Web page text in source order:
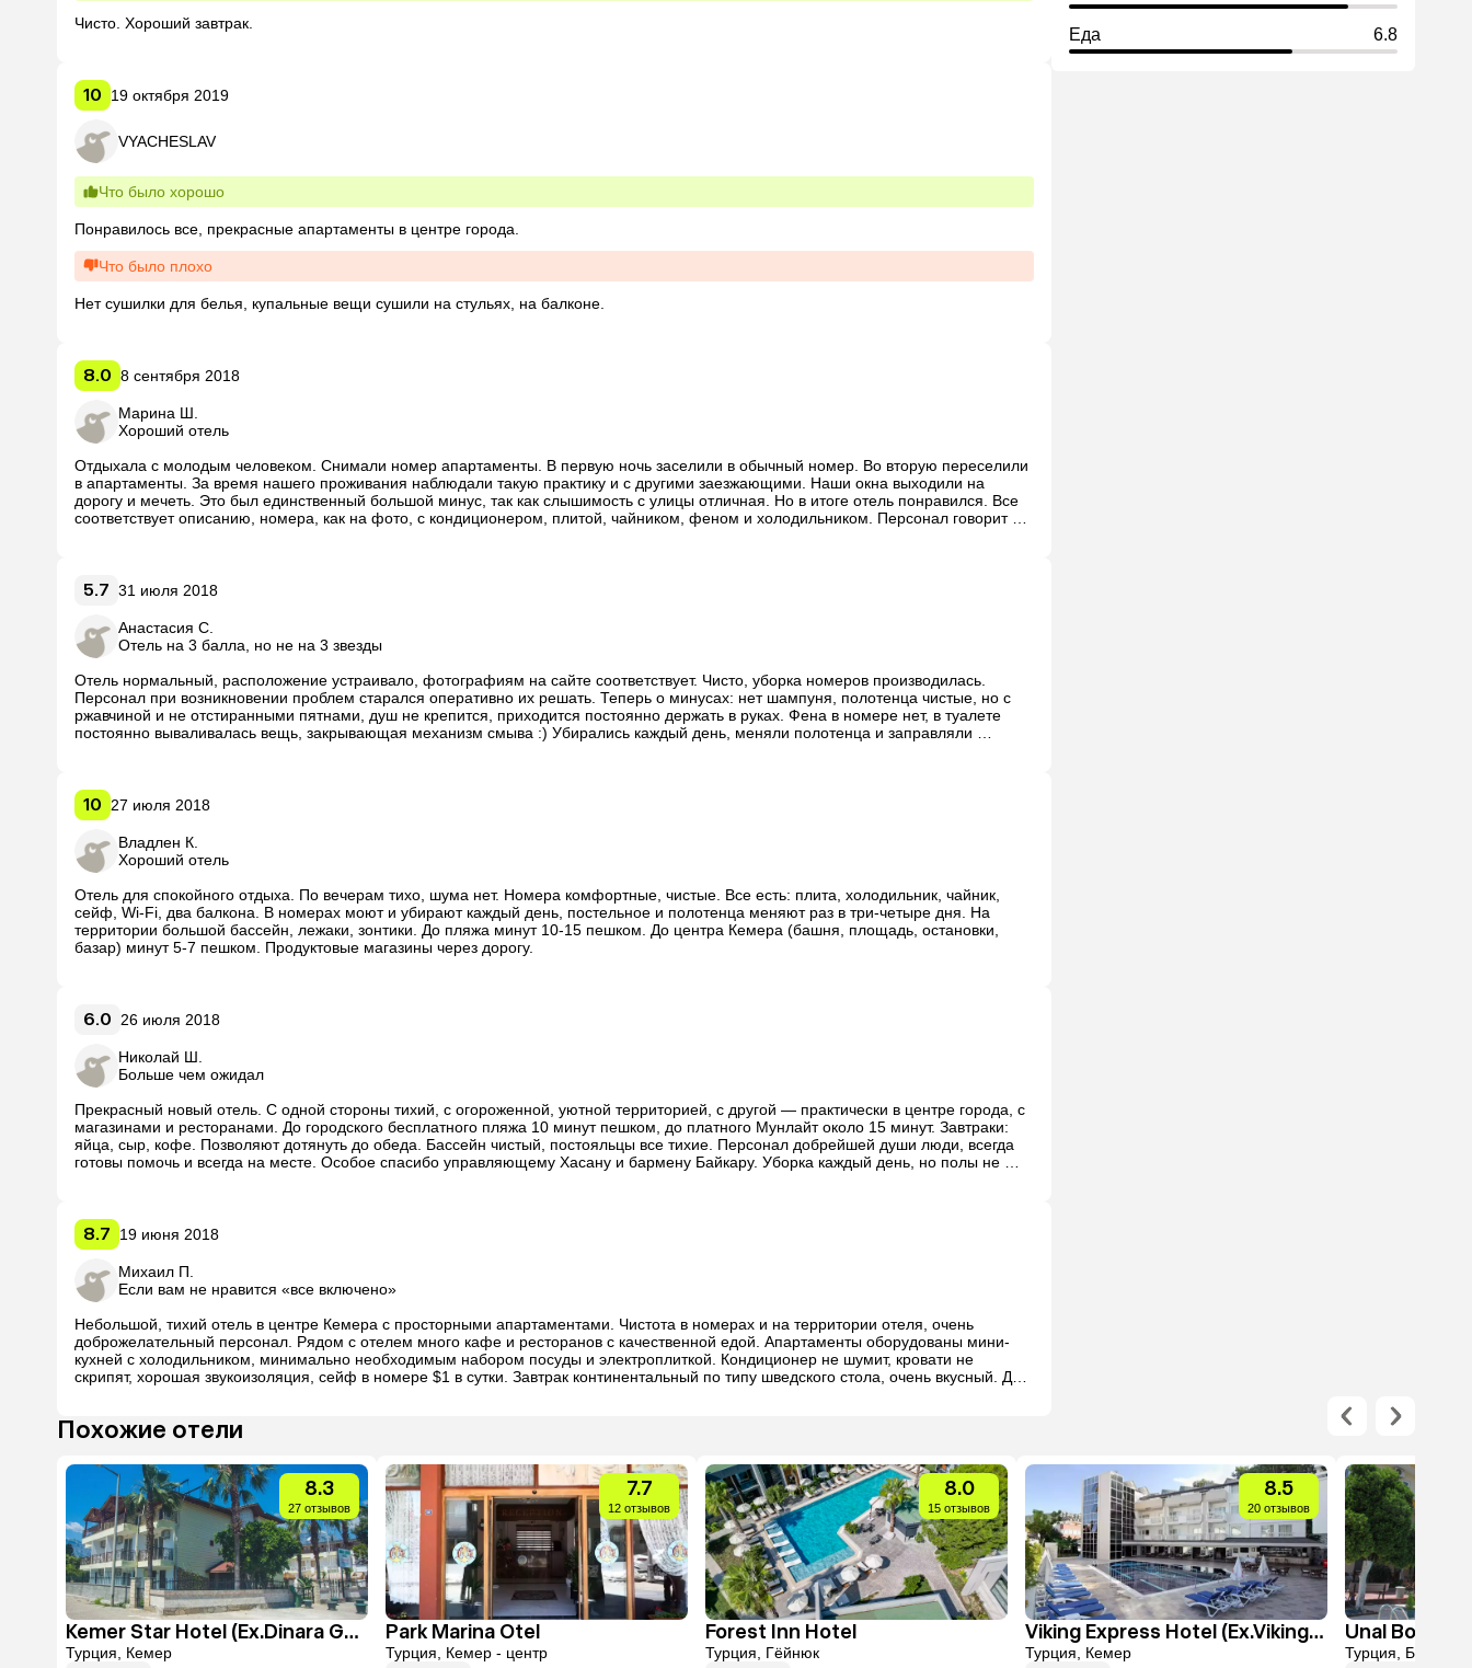
Чисто. Хороший завтрак.
10 19 октября 2019
VYACHESLAV
Что было хорошо
Понравилось все, прекрасные апартаменты в центре города.
Что было плохо
Нет сушилки для белья, купальные вещи сушили на стульях, на балконе.
8.0 8 сентября 2018
Марина Ш.
Хороший отель
Отдыхала с молодым человеком. Снимали номер апартаменты. В первую ночь заселили в обычный номер. Во вторую переселили
в апартаменты. За время нашего проживания наблюдали такую практику и с другими заезжающими. Наши окна выходили на
дорогу и мечеть. Это был единственный большой минус, так как слышимость с улицы отличная. Но в итоге отель понравился. Все
соответствует описанию, номера, как на фото, с кондиционером, плитой, чайником, феном и холодильником. Персонал говорит
5.7 31 июля 2018
Анастасия С.
Отель на 3 балла, но не на 3 звезды
Отель нормальный, расположение устраивало, фотографиям на сайте соответствует. Чисто, уборка номеров производилась.
Персонал при возникновении проблем старался оперативно их решать. Теперь о минусах: нет шампуня, полотенца чистые, но с
ржавчиной и не отстиранными пятнами, душ не крепится, приходится постоянно держать в руках. Фена в номере нет, в туалете
постоянно вываливалась вещь, закрывающая механизм смыва :) Убирались каждый день, меняли полотенца и заправляли
относительно неподалеку. На территории есть небольшой бассейн и лежаки для любителей малоподвижного отдыха. Резюмирую:
10 27 июля 2018
Владлен К.
Хороший отель
Отель для спокойного отдыха. По вечерам тихо, шума нет. Номера комфортные, чистые. Все есть: плита, холодильник, чайник,
сейф, Wi-Fi, два балкона. В номерах моют и убирают каждый день, постельное и полотенца меняют раз в три-четыре дня. На
территории большой бассейн, лежаки, зонтики. До пляжа минут 10-15 пешком. До центра Кемера (башня, площадь, остановки,
базар) минут 5-7 пешком. Продуктовые магазины через дорогу.
6.0 26 июля 2018
Николай Ш.
Больше чем ожидал
Прекрасный новый отель. С одной стороны тихий, с огороженной, уютной территорией, с другой — практически в центре города, с
магазинами и ресторанами. До городского бесплатного пляжа 10 минут пешком, до платного Мунлайт около 15 минут. Завтраки:
яйца, сыр, кофе. Позволяют дотянуть до обеда. Бассейн чистый, постояльцы все тихие. Персонал добрейшей души люди, всегда
готовы помочь и всегда на месте. Особое спасибо управляющему Хасану и бармену Байкару. Уборка каждый день, но полы не
8.7 19 июня 2018
Михаил П.
Если вам не нравится «все включено»
Небольшой, тихий отель в центре Кемера с просторными апартаментами. Чистота в номерах и на территории отеля, очень
доброжелательный персонал. Рядом с отелем много кафе и ресторанов с качественной едой. Апартаменты оборудованы мини-
кухней с холодильником, минимально необходимым набором посуды и электроплиткой. Кондиционер не шумит, кровати не
скрипят, хорошая звукоизоляция, сейф в номере $1 в сутки. Завтрак континентальный по типу шведского стола, очень вкусный. До
Еда 6.8
Похожие отели
8.3
27 отзывов
Kemer Star Hotel (Ex.Dinara Garden)
Турция, Кемер
7.7
12 отзывов
Park Marina Otel
Турция, Кемер - центр
8.0
15 отзывов
Forest Inn Hotel
Турция, Гёйнюк
8.5
20 отзывов
Viking Express Hotel (Ex.Viking Suite Hotel)
Турция, Кемер
Unal
Турция,